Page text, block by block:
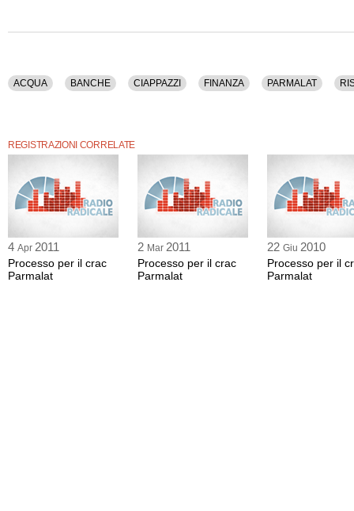
ACQUA BANCHE CIAPPAZZI FINANZA PARMALAT
REGISTRAZIONI CORRELATE
4 Apr 2011
Processo per il crac
Parmalat
2 Mar 2011
Processo per il crac
Parmalat
22 Giu 2010
Processo per il
Parmalat